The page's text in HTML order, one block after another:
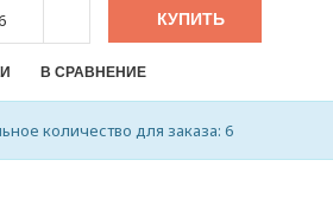
КУПИТЬ
В СРАВНЕНИЕ
количество для заказа: 6